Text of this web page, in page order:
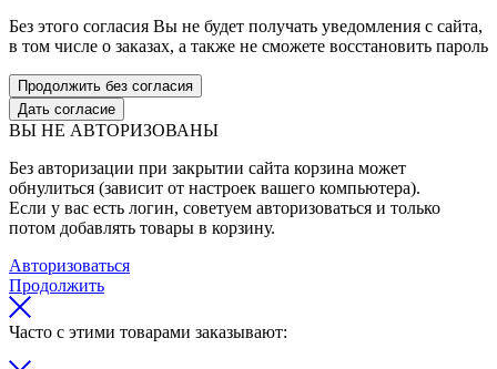
Без этого согласия Вы не будет получать уведомления с сайта,
в том числе о заказах, а также не сможете восстановить пароль
Продолжить без согласия
Дать согласие
ВЫ НЕ АВТОРИЗОВАНЫ
Без авторизации при закрытии сайта корзина может
обнулиться (зависит от настроек вашего компьютера).
Если у вас есть логин, советуем авторизоваться и только
потом добавлять товары в корзину.
Авторизоваться
Продолжить
Часто с этими товарами заказывают: